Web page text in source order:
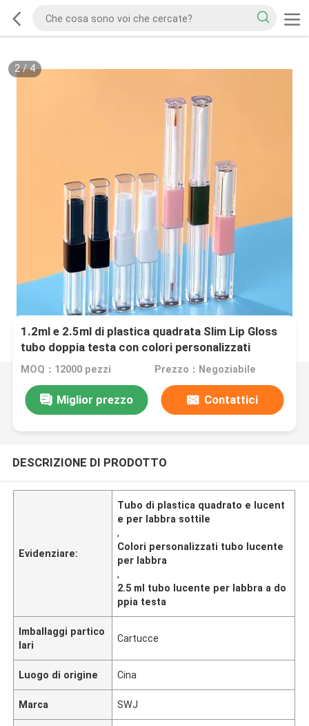
2/4
1.2ml e 2.5ml di plastica quadrata Slim Lip Gloss
tubo doppia testa con colori personalizzati
MOQ：12000 pezzi Prezzo：Negoziabile
Miglior prezzo Contattici
DESCRIZIONE DI PRODOTTO
Evidenziare:
Tubo di plastica quadrato e lucent
e per labbra sottile
,
Colori personalizzati tubo lucente
per labbra
,
2.5 ml tubo lucente per labbra a do
ppia testa
Imballaggi partico
lari
Cartucce
Luogo di origine Cina
Marca SWJ